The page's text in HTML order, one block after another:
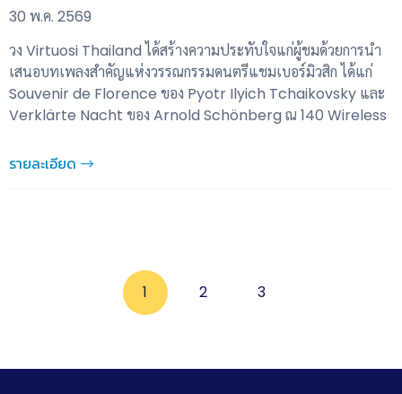
30 พ.ค. 2569
วง Virtuosi Thailand ได้สร้างความประทับใจแก่ผู้ชมด้วยการนำ
เสนอบทเพลงสำคัญแห่งวรรณกรรมดนตรีแชมเบอร์มิวสิก ได้แก่
Souvenir de Florence ของ Pyotr Ilyich Tchaikovsky และ
Verklärte Nacht ของ Arnold Schönberg ณ 140 Wireless
รายละเอียด
1 2 3